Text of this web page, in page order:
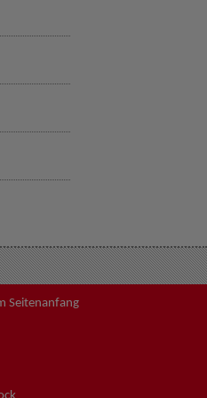
Seitenanfang